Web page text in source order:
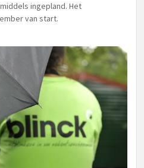
ingepland. Het
van start.